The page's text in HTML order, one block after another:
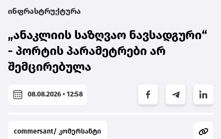
ინფრასტრუქტურა
„ანაკლიის საზღვაო ნავსადგური“
- პორტის პარამეტრები არ
შემცირებულა
08.08.2026 • 12:58
commersant/ კომერსანტი